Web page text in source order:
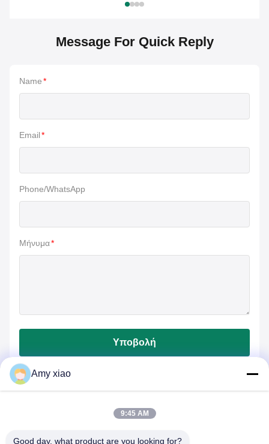
Message For Quick Reply
Name*
Email*
Phone/WhatsApp
Μήνυμα*
Υποβολή
Amy xiao
9:45 AM
Good day, what product are you looking for?